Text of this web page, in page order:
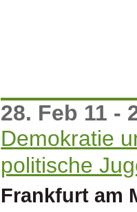
28. Feb 11 -
Demokratie
politische
Frankfurt am